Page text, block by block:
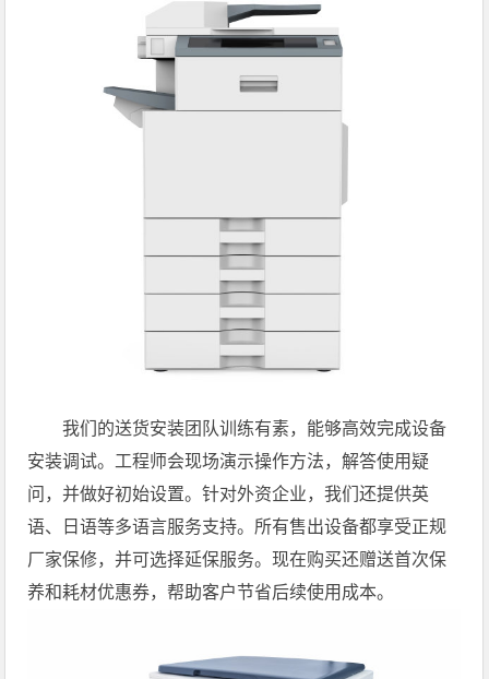
我们的送货安装团队训练有素，能够高效完成设备
安装调试。工程师会现场演示操作方法，解答使用疑
问，并做好初始设置。针对外资企业，我们还提供英
语、日语等多语言服务支持。所有售出设备都享受正规
厂家保修，并可选择延保服务。现在购买还赠送首次保
养和耗材优惠券，帮助客户节省后续使用成本。